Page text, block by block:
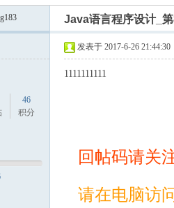
›
Java语言程序设计_
46
积分
发表于 2017-6-26 21:44:30
1111111111
回帖码请关
请在电脑访